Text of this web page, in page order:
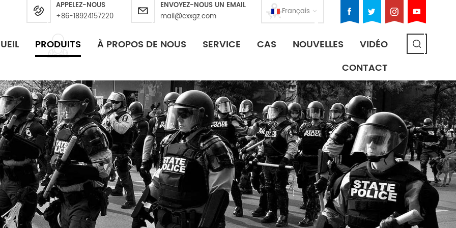
Français
APPELEZ-NOUS
+86-18924157220
ENVOYEZ-NOUS UN EMAIL
mail@cxxgz.com
PRODUITS À PROPOS DE NOUS SERVICE CAS NOUVELLES
VIDÉO
CONTACT